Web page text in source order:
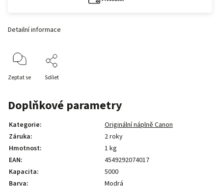
Detailní informace
Zeptat se Sdílet
Doplňkové parametry
Kategorie:
Originální náplně Canon
Záruka:
2 roky
Hmotnost:
1 kg
EAN:
4549292074017
Kapacita:
5000
Barva:
Modrá